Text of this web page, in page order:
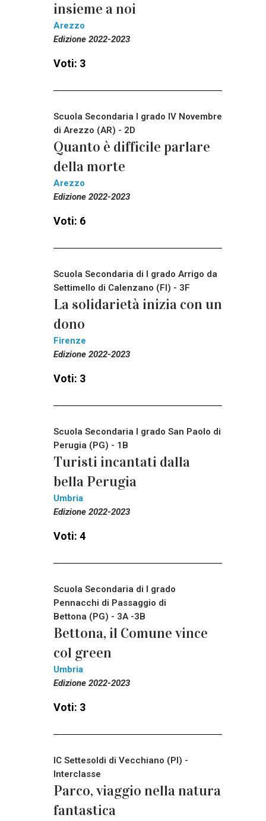
insieme a noi
Arezzo
Edizione 2022-2023
Voti: 3
Scuola Secondaria I grado IV Novembre
di Arezzo (AR) - 2D
Quanto è difficile parlare
della morte
Arezzo
Edizione 2022-2023
Voti: 6
Scuola Secondaria di I grado Arrigo da
Settimello di Calenzano (FI) - 3F
La solidarietà inizia con un
dono
Firenze
Edizione 2022-2023
Voti: 3
Scuola Secondaria I grado San Paolo di
Perugia (PG) - 1B
Turisti incantati dalla
bella Perugia
Umbria
Edizione 2022-2023
Voti: 4
Scuola Secondaria di I grado
Pennacchi di Passaggio di
Bettona (PG) - 3A -3B
Bettona, il Comune vince
col green
Umbria
Edizione 2022-2023
Voti: 3
IC Settesoldi di Vecchiano (PI) -
Interclasse
Parco, viaggio nella natura
fantastica